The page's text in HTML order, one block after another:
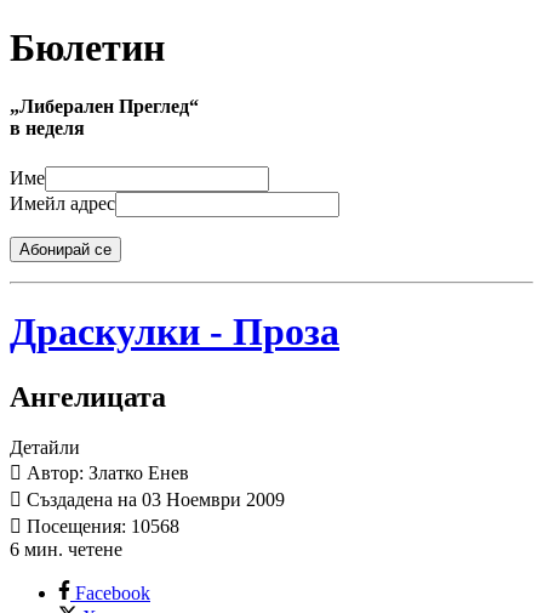
Бюлетин
„Либерален Преглед“
в неделя
Име
Имейл адрес
Абонирай се
Драскулки - Проза
Ангелицата
Детайли
Автор: Златко Енев
Създадена на 03 Ноември 2009
Посещения: 10568
6 мин. четене
Facebook